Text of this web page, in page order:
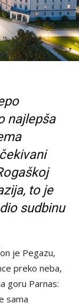
najlepša
to je
sudbinu
je Pegazu,
preko neba,
goru Parnas:
sama